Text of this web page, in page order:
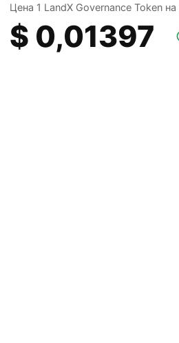
Цена 1 LandX Governance Token
$ 0,01397